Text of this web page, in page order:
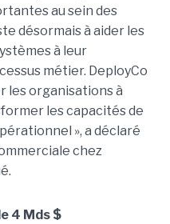
au sein des
désormais à aider les
à leur
métier. DeployCo
les organisations à
les capacités de
», a déclaré
chez
4 Mds $